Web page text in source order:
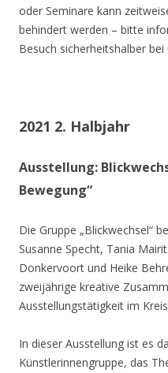
oder Seminare kann
behindert werden – bitte
Besuch sicherheitshalber bei
2021 2. Halbjahr
Ausstellung:
Bewegung“
Die Gruppe „Blickwechsel“
Susanne Specht, Tania
Donkervoort und Heike
zweijährige kreative
Ausstellungstätigkeit im
In dieser Ausstellung ist es
Künstlerinnengruppe, das